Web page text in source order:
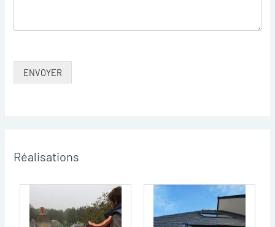
ENVOYER
Réalisations